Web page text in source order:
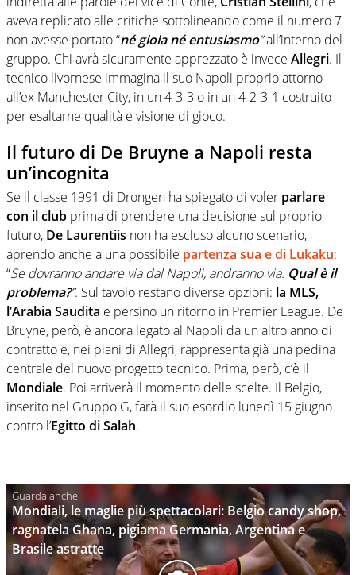
aveva replicato alle critiche sottolineando come il numero 7
non avesse portato “né gioia né entusiasmo”all’interno del
gruppo. Chi avrà sicuramente apprezzato è invece Allegri. Il
tecnico livornese immagina il suo Napoli proprio attorno
all’ex Manchester City, in un 4-3-3 o in un 4-2-3-1 costruito
per esaltarne qualità e visione di gioco.
Il futuro di De Bruyne a Napoli resta
un’incognita
Se il classe 1991 di Drongen ha spiegato di voler parlare
con il club prima di prendere una decisione sul proprio
futuro, De Laurentiis non ha escluso alcuno scenario,
aprendo anche a una possibile partenza sua e di Lukaku:
“Se dovranno andare via dal Napoli, andranno via. Qual è il
problema?”. Sul tavolo restano diverse opzioni: la MLS,
l’Arabia Saudita e persino un ritorno in Premier League. De
Bruyne, però, è ancora legato al Napoli da un altro anno di
contratto e, nei piani di Allegri, rappresenta già una pedina
centrale del nuovo progetto tecnico. Prima, però, c’è il
Mondiale. Poi arriverà il momento delle scelte. Il Belgio,
inserito nel Gruppo G, farà il suo esordio lunedì 15 giugno
contro l’Egitto di Salah.
Mondiali, le maglie più spettacolari: Belgio candy shop,
ragnatela Ghana, pigiama Germania, Argentina e
Brasile astratte